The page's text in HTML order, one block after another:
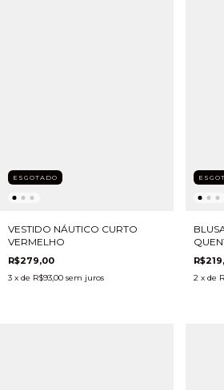
ESGOTADO
VESTIDO NÁUTICO CURTO
VERMELHO
R$279,00
3 x de R$93,00 sem juros 2 x de